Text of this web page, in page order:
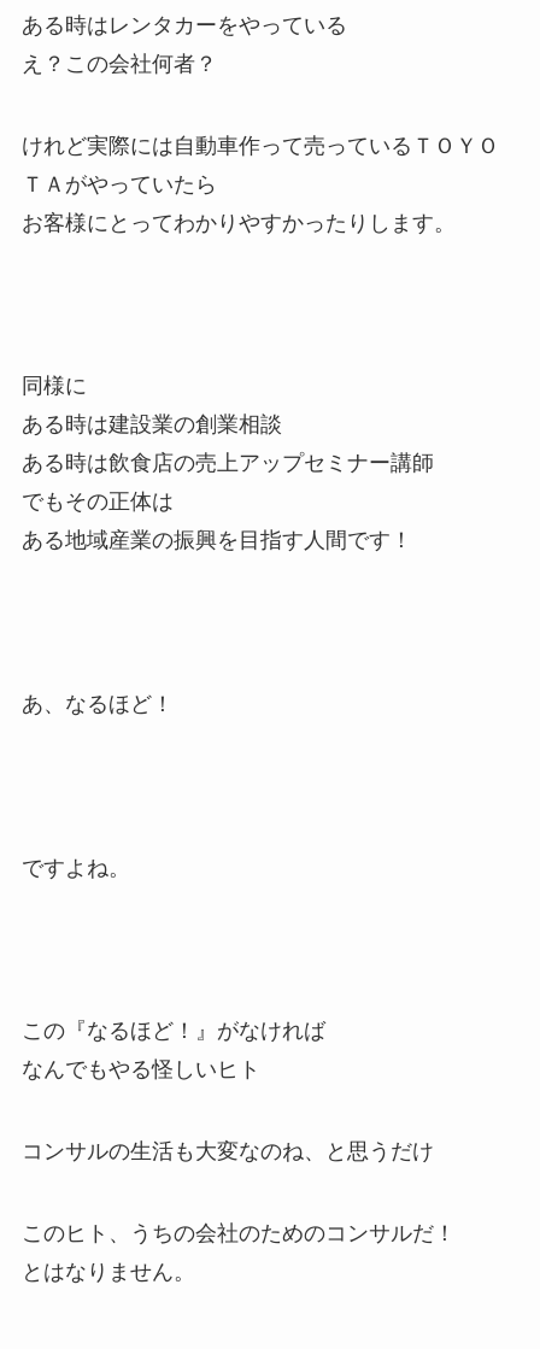
ある時はレンタカーをやっている
え？この会社何者？
けれど実際には自動車作って売っているＴＯＹＯ
ＴＡがやっていたら
お客様にとってわかりやすかったりします。
同様に
ある時は建設業の創業相談
ある時は飲食店の売上アップセミナー講師
でもその正体は
ある地域産業の振興を目指す人間です！
あ、なるほど！
ですよね。
この『なるほど！』がなければ
なんでもやる怪しいヒト
コンサルの生活も大変なのね、と思うだけ
このヒト、うちの会社のためのコンサルだ！
とはなりません。